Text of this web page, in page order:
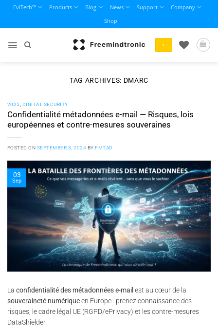
content
EviTech™ Products Blog News Support
Company
Shop
+
TAG ARCHIVES: DMARC
2025 DIGITAL SECURITY
Confidentialité métadonnées e-mail — Risques, lois
européennes et contre-mesures souveraines
POSTED ON SEPTEMBER 3, 2024 BYFMTAD
03
Sep
La confidentialité des métadonnées e-mail est au cœur de la
souveraineté numériqueen Europe : prenez connaissance des
risques, le cadre légal UE (RGPD/ePrivacy) et les contre-mesures
DataShielder.